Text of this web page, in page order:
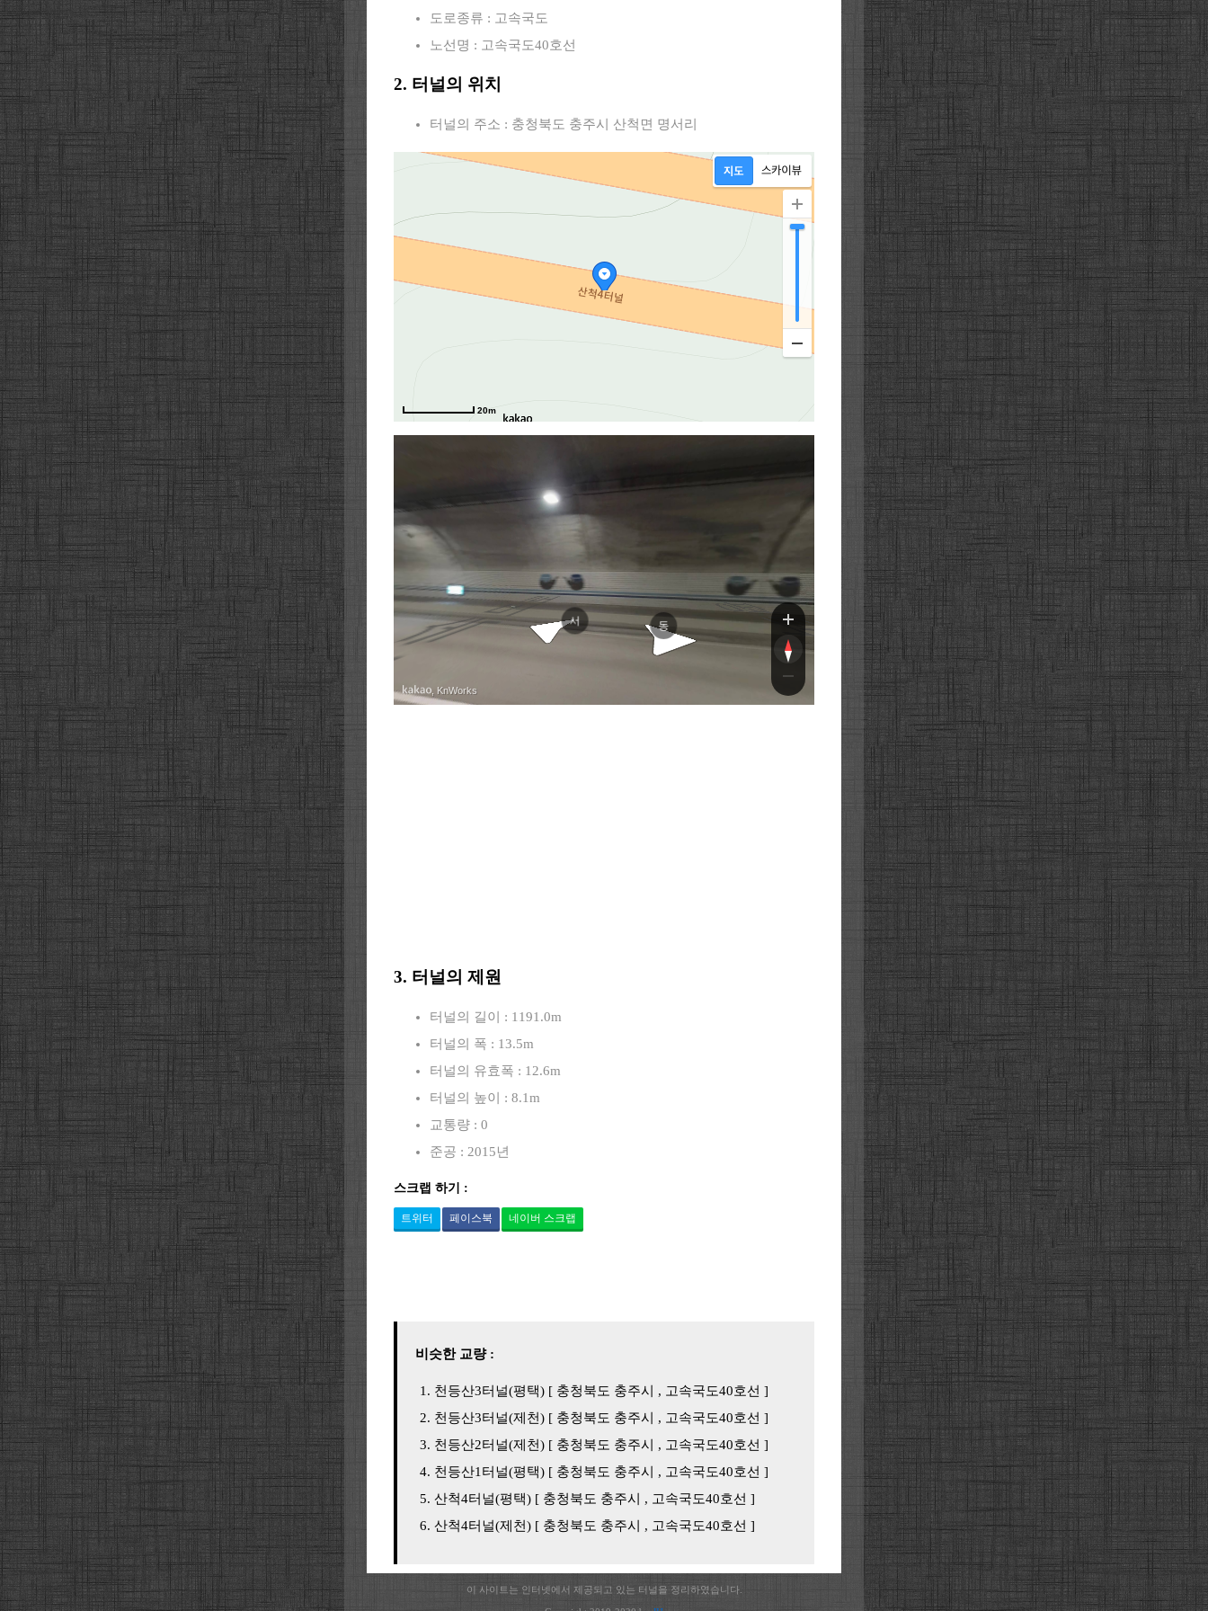
도로종류 : 고속국도
노선명 : 고속국도40호선
2. 터널의 위치
터널의 주소 : 충청북도 충주시 산척면 명서리
20m
평택제천고속도로
평택제천고속도로
서 동
, KnWorks
3. 터널의 제원
터널의 길이 : 1191.0m
터널의 폭 : 13.5m
터널의 유효폭 : 12.6m
터널의 높이 : 8.1m
교통량 : 0
준공 : 2015년
스크랩 하기 :
트위터 페이스북 네이버 스크랩
비슷한 교량 :
천등산3터널(평택) [ 충청북도 충주시 , 고속국도40호선 ]
천등산3터널(제천) [ 충청북도 충주시 , 고속국도40호선 ]
천등산2터널(제천) [ 충청북도 충주시 , 고속국도40호선 ]
천등산1터널(평택) [ 충청북도 충주시 , 고속국도40호선 ]
산척4터널(평택) [ 충청북도 충주시 , 고속국도40호선 ]
산척4터널(제천) [ 충청북도 충주시 , 고속국도40호선 ]
이 사이트는 인터넷에서 제공되고 있는 터널을 정리하였습니다.